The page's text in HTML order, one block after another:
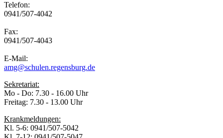
Telefon:
0941/507-4042
Fax:
0941/507-4043
E-Mail:
amg@schulen.regensburg.de
Sekretariat:
Mo - Do: 7.30 - 16.00 Uhr
Freitag: 7.30 - 13.00 Uhr
Krankmeldungen:
Kl. 5-6: 0941/507-5042